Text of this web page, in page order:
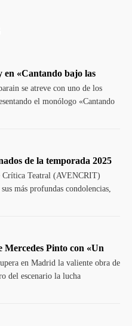
«Cantando bajo las
se atreve con uno de los
el monólogo «Cantando
de la temporada 2025
Crítica Teatral (AVENCRIT)
más profundas condolencias,
Pinto con «Un
en Madrid la valiente obra de
del escenario la lucha